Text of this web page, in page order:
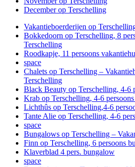
December op Terschelling
Vakantieboerderijen op
Bokkedoorn op Terschelling, 8
Terschelling
Roodkapje, 11 persoons
space
Chalets op Terschelling –
Terschelling
Black Beauty op Terschelling, 4-6
Krab op Terschelling, 4-6
Lichthûs op Terschelling,4-6
Tante Alie op Terschelling, 4-6
space
Bungalows op Terschelling –
Finn op Terschelling, 6 persoons
Klaverblad 4 pers. bungalow
space